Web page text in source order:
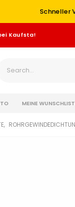
Schneller
Kaufsta!
MEINE
,